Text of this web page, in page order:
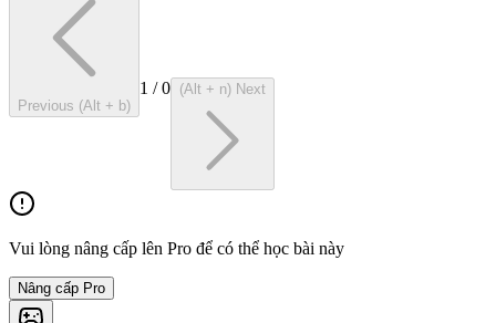
Previous (Alt + b)
1 /0 (Alt + n) Next
Vui lòng nâng cấp lên Pro để có thể học bài này
Nâng cấp Pro